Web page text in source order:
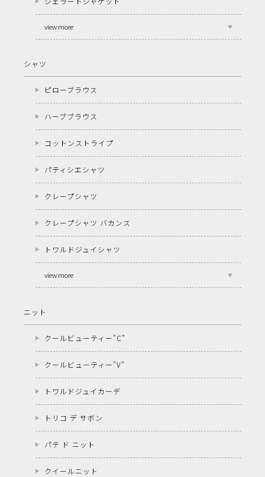
view more
シャツ
ピローブラウス
ハーブブラウス
コットンストライプ
パティシエシャツ
クレープシャツ
クレープシャツ バカンス
トワルドジュイシャツ
view more
ニット
クールビューティー"C"
クールビューティー"V"
トワルドジュイカーデ
トリコ デ サボン
パテ ド ニット
クイールニット